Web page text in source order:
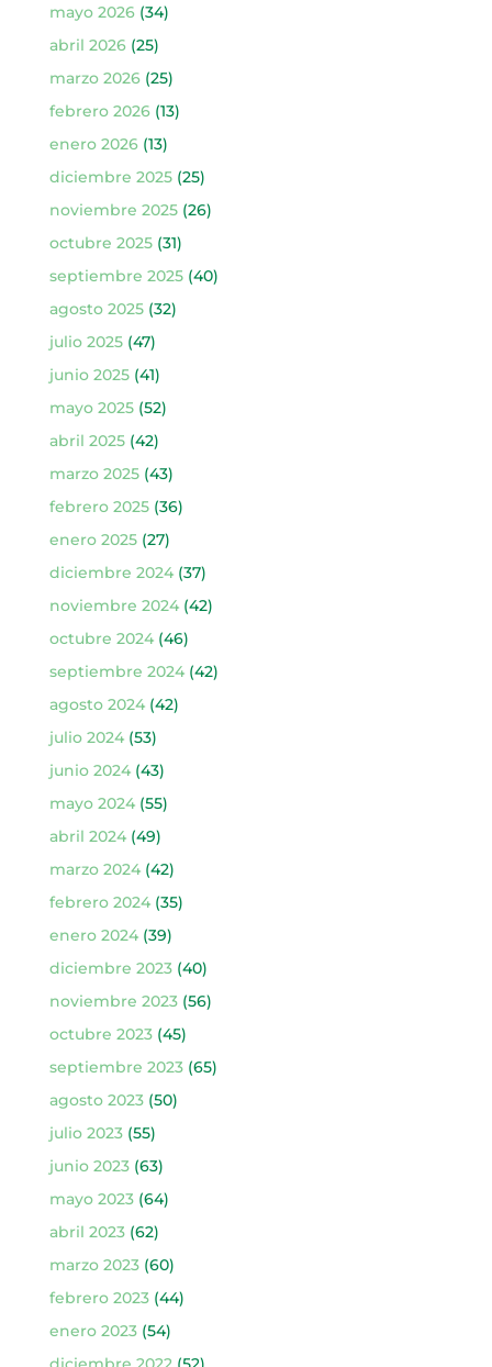
mayo 2026(34)
abril 2026(25)
marzo 2026(25)
febrero 2026(13)
enero 2026(13)
diciembre 2025(25)
noviembre 2025(26)
octubre 2025(31)
septiembre 2025(40)
agosto 2025(32)
julio 2025(47)
junio 2025(41)
mayo 2025(52)
abril 2025(42)
marzo 2025(43)
febrero 2025(36)
enero 2025(27)
diciembre 2024(37)
noviembre 2024(42)
octubre 2024(46)
septiembre 2024(42)
agosto 2024(42)
julio 2024(53)
junio 2024(43)
mayo 2024(55)
abril 2024(49)
marzo 2024(42)
febrero 2024(35)
enero 2024(39)
diciembre 2023(40)
noviembre 2023(56)
octubre 2023(45)
septiembre 2023(65)
agosto 2023(50)
julio 2023(55)
junio 2023(63)
mayo 2023(64)
abril 2023(62)
marzo 2023(60)
febrero 2023(44)
enero 2023(54)